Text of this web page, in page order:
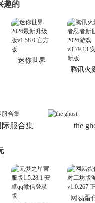
趣的
迷你世界
腾讯火
际服合集 the
网易蛋